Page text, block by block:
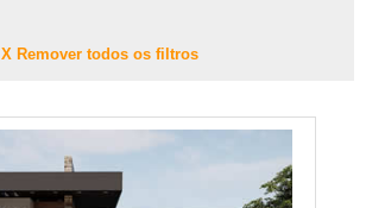
X Remover todos os filtros